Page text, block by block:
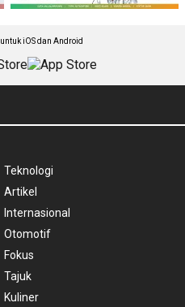
iOS dan Android
Teknologi
Artikel
Internasional
Otomotif
Fokus
Tajuk
Kuliner